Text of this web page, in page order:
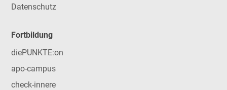
Datenschutz
Fortbildung
diePUNKTE:on
apo-campus
check-innere